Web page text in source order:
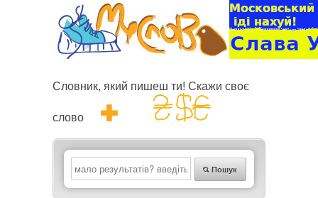
Словник, який пишеш ти! Скажи своє
слово
Пошук